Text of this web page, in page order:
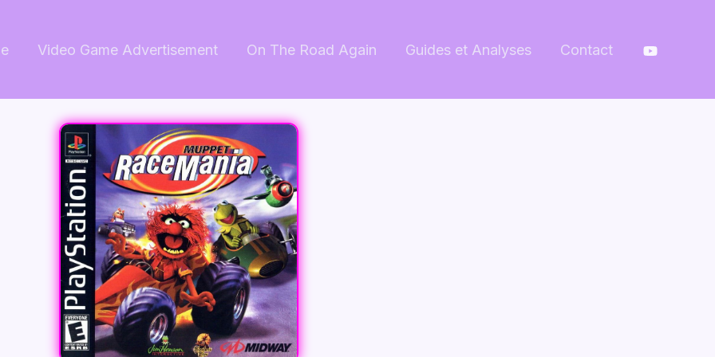
Video Game Advertisement On The Road Again Guides et Analyses Contact